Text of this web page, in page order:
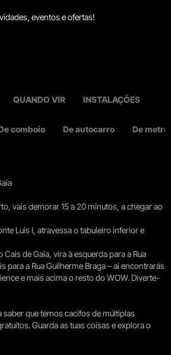
eventos e ofertas!
QUANDO VIR INSTALAÇÕES
comboio De autocarro De metro
vais demorar 15 a 20 minutos, a chegar ao
Luís I, atravessa o tabuleiro inferior e
de Gaia, vira à esquerda para a Rua
para a Rua Guilherme Braga – aí encontrarás
e mais acima o resto do WOW. Diverte-
saber que temos cacifos de múltiplas
Guarda as tuas coisas e explora o